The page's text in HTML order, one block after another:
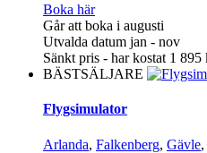
Boka här
Går att boka i augusti
Utvalda datum jan - nov
Sänkt pris - har kostat 1 895
BÄSTSÄLJARE
Flygsimulator
Arlanda, Falkenberg, Gävle,